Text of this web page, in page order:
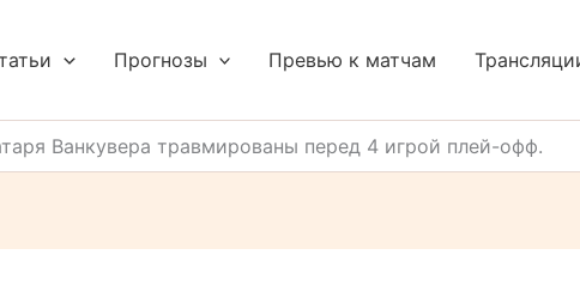
Прогнозы Превью к матчам
Ванкувера травмированы перед 4 игрой плей-офф.